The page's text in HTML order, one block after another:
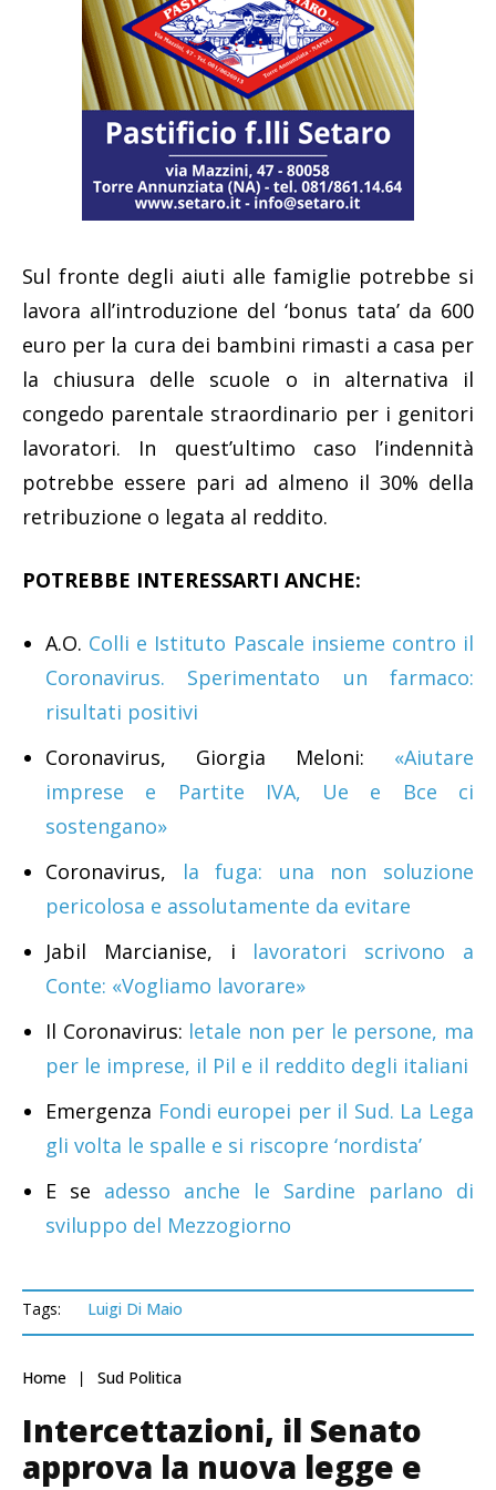
Sul fronte degli aiuti alle famiglie potrebbe si
lavora all’introduzione del ‘bonus tata’ da 600
euro per la cura dei bambini rimasti a casa per
la chiusura delle scuole o in alternativa il
congedo parentale straordinario per i genitori
lavoratori. In quest’ultimo caso l’indennità
potrebbe essere pari ad almeno il 30% della
retribuzione o legata al reddito.
POTREBBE INTERESSARTI ANCHE:
A.O. Colli e Istituto Pascale insieme contro il
Coronavirus. Sperimentato un farmaco:
risultati positivi
Coronavirus, Giorgia Meloni: «Aiutare
imprese e Partite IVA, Ue e Bce ci
sostengano»
Coronavirus, la fuga: una non soluzione
pericolosa e assolutamente da evitare
Jabil Marcianise, i lavoratori scrivono a
Conte: «Vogliamo lavorare»
Il Coronavirus: letale non per le persone, ma
per le imprese, il Pil e il reddito degli italiani
Emergenza Fondi europei per il Sud. La Lega
gli volta le spalle e si riscopre ‘nordista’
E se adesso anche le Sardine parlano di
sviluppo del Mezzogiorno
Tags: Luigi Di Maio
Home Sud Politica
Intercettazioni, il Senato
approva la nuova legge e